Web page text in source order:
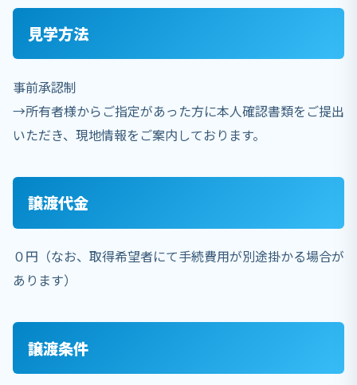
見学方法
事前承認制
→所有者様からご指定があった方に本人確認書類をご提出
いただき、現地情報をご案内しております。
譲渡代金
０円（なお、取得希望者にて手続費用が別途掛かる場合が
あります）
譲渡条件